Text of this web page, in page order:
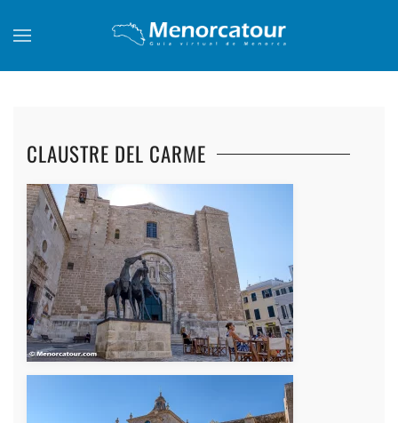
Skip to main content
CLAUSTRE DEL CARME
+